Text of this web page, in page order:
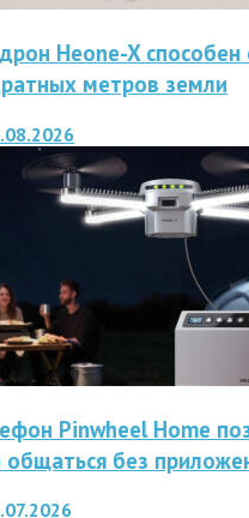
Heone-X способен
метров земли
Pinwheel Home
общаться без